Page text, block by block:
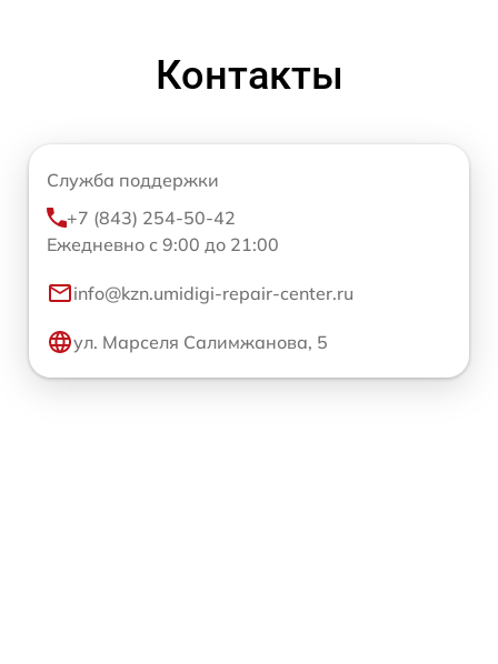
Контакты
Служба поддержки
+7 (843) 254-50-42
Ежедневно с 9:00 до 21:00
info@kzn.umidigi-repair-center.ru
ул. Марселя Салимжанова, 5